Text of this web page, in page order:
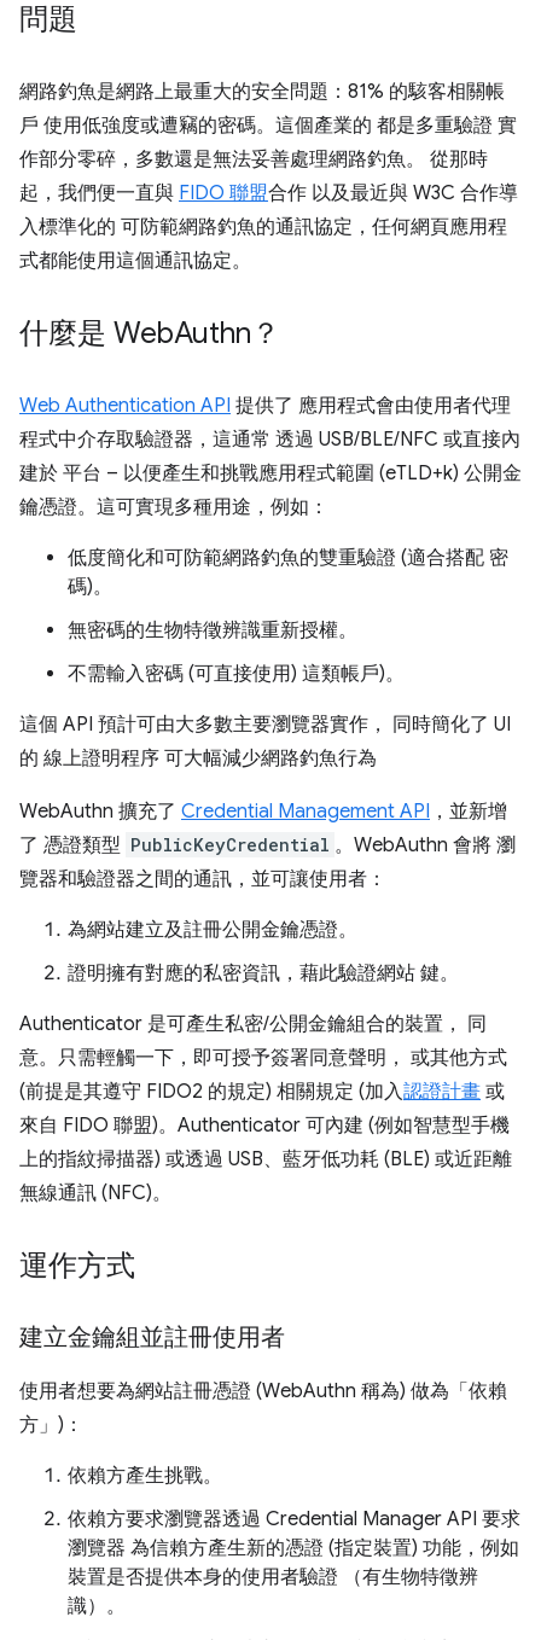
問題
網路釣魚是網路上最重大的安全問題：81% 的駭客相關帳
戶 使用低強度或遭竊的密碼。這個產業的 都是多重驗證 實
作部分零碎，多數還是無法妥善處理網路釣魚。 從那時
起，我們便一直與 FIDO 聯盟合作 以及最近與 W3C 合作導
入標準化的 可防範網路釣魚的通訊協定，任何網頁應用程
式都能使用這個通訊協定。
什麼是 WebAuthn？
Web Authentication API 提供了 應用程式會由使用者代理
程式中介存取驗證器，這通常 透過 USB/BLE/NFC 或直接內
建於 平台 – 以便產生和挑戰應用程式範圍 (eTLD+k) 公開金
鑰憑證。這可實現多種用途，例如：
低度簡化和可防範網路釣魚的雙重驗證 (適合搭配 密
碼)。
無密碼的生物特徵辨識重新授權。
不需輸入密碼 (可直接使用) 這類帳戶)。
這個 API 預計可由大多數主要瀏覽器實作， 同時簡化了 UI
的 線上證明程序 可大幅減少網路釣魚行為
WebAuthn 擴充了 Credential Management API ，並新增
了 憑證類型 PublicKeyCredential 。WebAuthn 會將 瀏
覽器和驗證器之間的通訊，並可讓使用者：
為網站建立及註冊公開金鑰憑證。
證明擁有對應的私密資訊，藉此驗證網站 鍵。
Authenticator 是可產生私密/公開金鑰組合的裝置， 同
意。只需輕觸一下，即可授予簽署同意聲明， 或其他方式
(前提是其遵守 FIDO2 的規定) 相關規定 (加入認證計畫 或
來自 FIDO 聯盟)。Authenticator 可內建 (例如智慧型手機
上的指紋掃描器) 或透過 USB、藍牙低功耗 (BLE) 或近距離
無線通訊 (NFC)。
運作方式
建立金鑰組並註冊使用者
使用者想要為網站註冊憑證 (WebAuthn 稱為) 做為「依賴
方」)：
依賴方產生挑戰。
依賴方要求瀏覽器透過 Credential Manager API 要求
瀏覽器 為信賴方產生新的憑證 (指定裝置) 功能，例如
裝置是否提供本身的使用者驗證 （有生物特徵辨
識）。